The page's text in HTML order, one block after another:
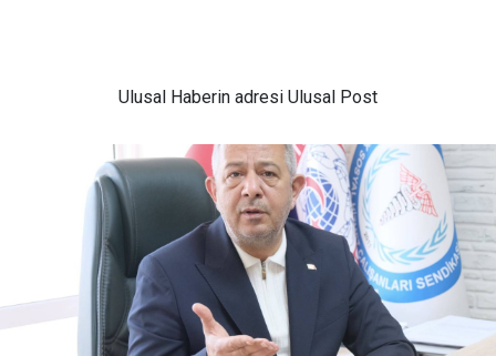
Ulusal Haberin adresi Ulusal Post